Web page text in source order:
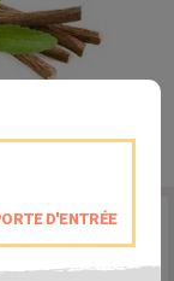
D'ENTRÉE